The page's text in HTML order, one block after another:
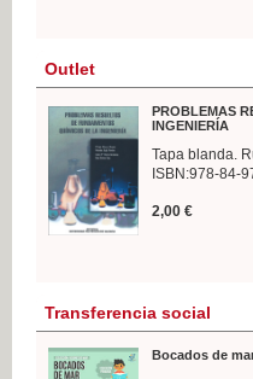
Outlet
PROBLEMAS
INGENIERÍA
Tapa blanda.
ISBN:978-84-
2,00 €
Transferencia social
Bocados de